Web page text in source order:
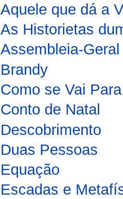
Aquele que dá a
As Historietas
Assembleia-
Brandy
Como se Vai
Conto de Natal
Descobrimento
Duas Pessoas
Equação
Escadas e